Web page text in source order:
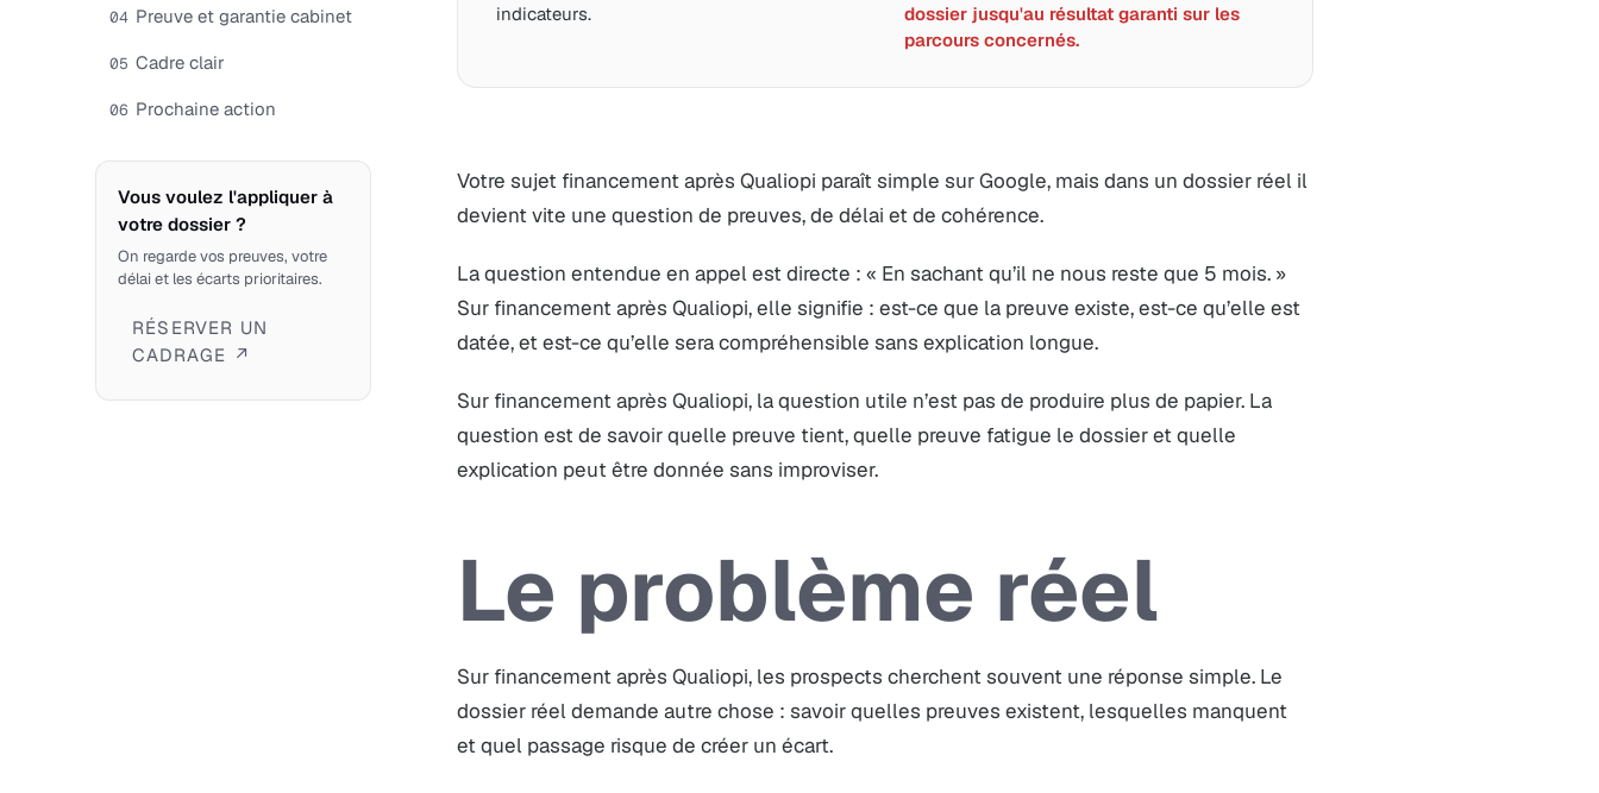
04 Preuve et garantie cabinet
05 Cadre clair
06 Prochaine action
Vous voulez l'appliquer à
votre dossier ?
On regarde vos preuves, votre
délai et les écarts prioritaires.
RÉSERVER UN
CADRAGE ↗
indicateurs.
dossier jusqu'au résultat garanti sur les
parcours concernés.
Votre sujet financement après Qualiopi paraît simple sur Google, mais dans un dossier réel il
devient vite une question de preuves, de délai et de cohérence.
La question entendue en appel est directe : « En sachant qu’il ne nous reste que 5 mois. »
Sur financement après Qualiopi, elle signifie : est-ce que la preuve existe, est-ce qu’elle est
datée, et est-ce qu’elle sera compréhensible sans explication longue.
Sur financement après Qualiopi, la question utile n’est pas de produire plus de papier. La
question est de savoir quelle preuve tient, quelle preuve fatigue le dossier et quelle
explication peut être donnée sans improviser.
Le problème réel
Sur financement après Qualiopi, les prospects cherchent souvent une réponse simple. Le
dossier réel demande autre chose : savoir quelles preuves existent, lesquelles manquent
et quel passage risque de créer un écart.